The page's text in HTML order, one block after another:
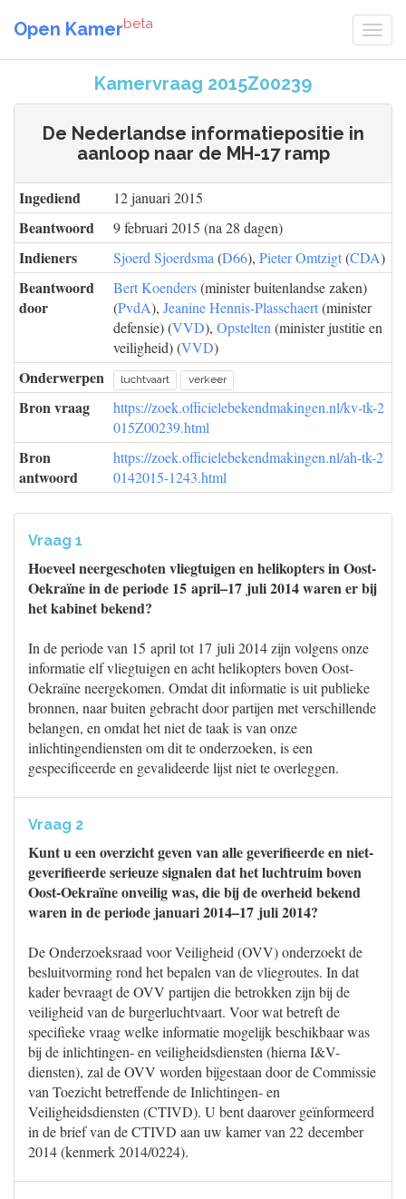
Open Kamerbeta
Kamervraag 2015Z00239
De Nederlandse informatiepositie in
aanloop naar de MH-17 ramp
Ingediend 12 januari 2015
Beantwoord 9 februari 2015 (na 28 dagen)
Indieners Sjoerd Sjoerdsma (D66), Pieter Omtzigt(CDA)
Beantwoord
door
Bert Koenders(minister buitenlandse zaken)
(PvdA), Jeanine Hennis-Plasschaert(minister
defensie) (VVD), Opstelten (minister justitie en
veiligheid) (VVD)
Onderwerpen luchtvaart verkeer
Bron vraag
https://zoek.officielebekendmakingen.nl/kv-tk-2
015Z00239.html
Bron
antwoord
https://zoek.officielebekendmakingen.nl/ah-tk-2
0142015-1243.html
Vraag 1
Hoeveel neergeschoten vliegtuigen en helikopters in Oost-
Oekraïne in de periode 15 april–17 juli 2014 waren er bij
het kabinet bekend?
In de periode van 15 april tot 17 juli 2014 zijn volgens onze
informatie elf vliegtuigen en acht helikopters boven Oost-
Oekraïne neergekomen. Omdat dit informatie is uit publieke
bronnen, naar buiten gebracht door partijen met verschillende
belangen, en omdat het niet de taak is van onze
inlichtingendiensten om dit te onderzoeken, is een
gespecificeerde en gevalideerde lijst niet te overleggen.
Vraag 2
Kunt u een overzicht geven van alle geverifieerde en niet-
geverifieerde serieuze signalen dat het luchtruim boven
Oost-Oekraïne onveilig was, die bij de overheid bekend
waren in de periode januari 2014–17 juli 2014?
De Onderzoeksraad voor Veiligheid (OVV) onderzoekt de
besluitvorming rond het bepalen van de vliegroutes. In dat
kader bevraagt de OVV partijen die betrokken zijn bij de
veiligheid van de burgerluchtvaart. Voor wat betreft de
specifieke vraag welke informatie mogelijk beschikbaar was
bij de inlichtingen- en veiligheidsdiensten (hierna I&V-
diensten), zal de OVV worden bijgestaan door de Commissie
van Toezicht betreffende de Inlichtingen- en
Veiligheidsdiensten (CTIVD). U bent daarover geïnformeerd
in de brief van de CTIVD aan uw kamer van 22 december
2014 (kenmerk 2014/0224).